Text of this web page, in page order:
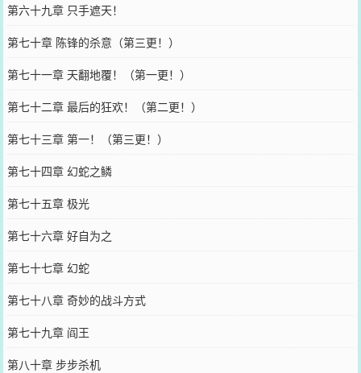
第六十九章 只手遮天！
第七十章 陈锋的杀意（第三更！）
第七十一章 天翻地覆！（第一更！）
第七十二章 最后的狂欢！（第二更！）
第七十三章 第一！（第三更！）
第七十四章 幻蛇之鳞
第七十五章 极光
第七十六章 好自为之
第七十七章 幻蛇
第七十八章 奇妙的战斗方式
第七十九章 阎王
第八十章 步步杀机